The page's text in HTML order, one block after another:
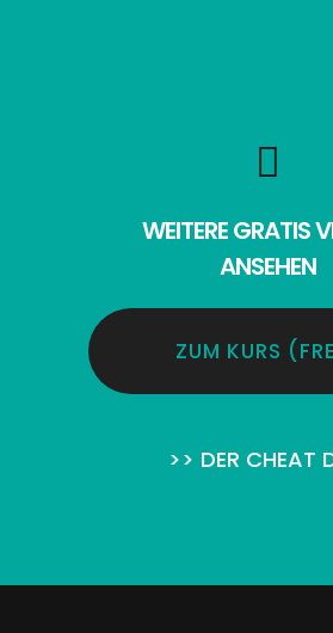
WEITERE GRATIS
ANSEHEN
ZUM KURS
>> DER CHEAT